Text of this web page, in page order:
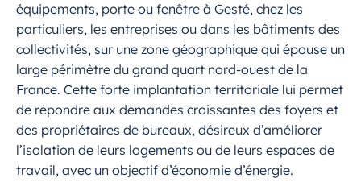
équipements, porte ou fenêtre à Gesté, chez les
particuliers, les entreprises ou dans les bâtiments des
collectivités, sur une zone géographique qui épouse un
large périmètre du grand quart nord-ouest de la
France. Cette forte implantation territoriale lui permet
de répondre aux demandes croissantes des foyers et
des propriétaires de bureaux, désireux d’améliorer
l’isolation de leurs logements ou de leurs espaces de
travail, avec un objectif d’économie d’énergie.